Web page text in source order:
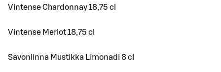
Vintense Chardonnay 18,75 cl
Vintense Merlot 18,75 cl
Savonlinna Mustikka Limonadi 8 cl